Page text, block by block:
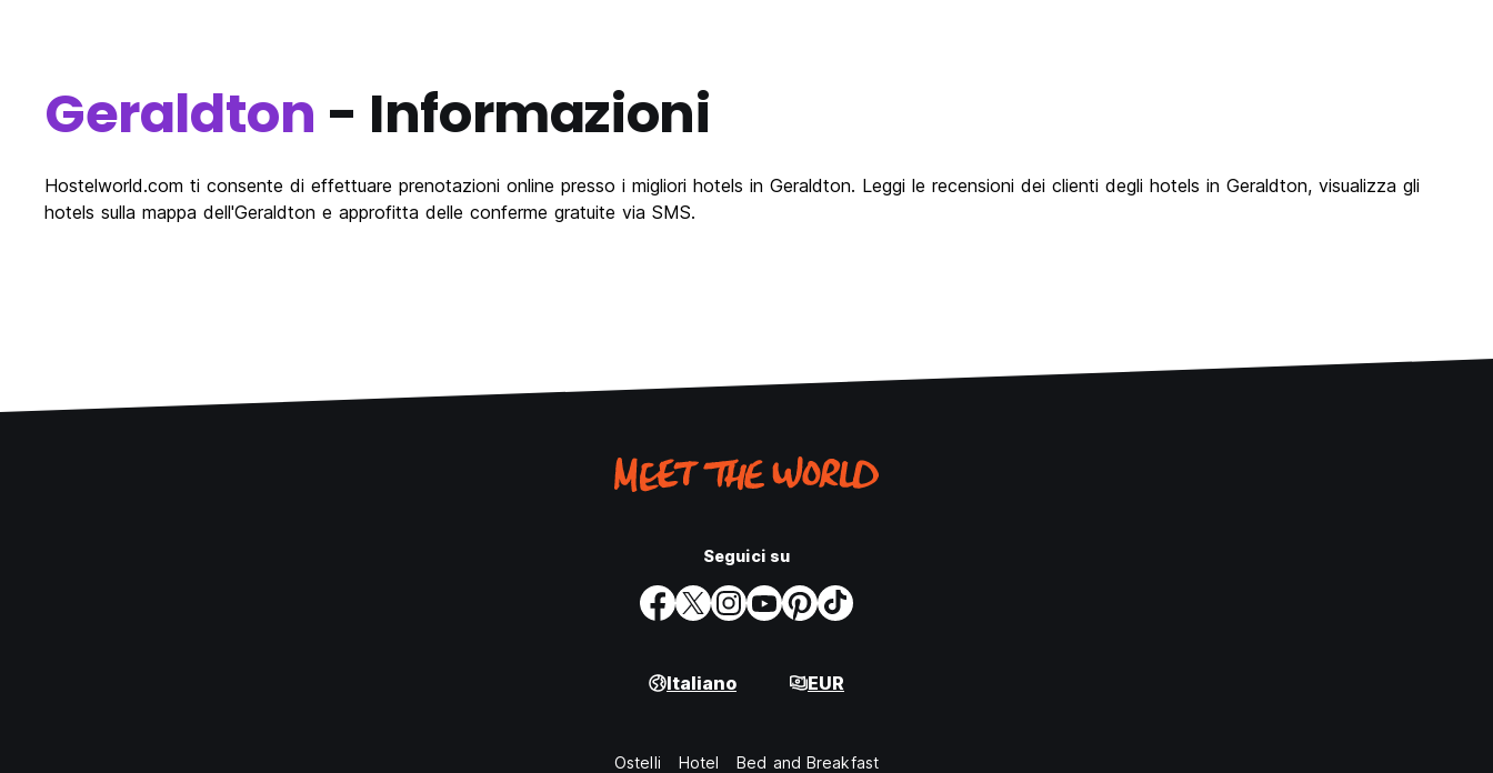
Geraldton - Informazioni
Hostelworld.com ti consente di effettuare prenotazioni online presso i migliori hotels in Geraldton. Leggi le recensioni dei clienti degli hotels in Geraldton, visualizza gli
hotels sulla mappa dell'Geraldton e approfitta delle conferme gratuite via SMS.
Seguici su
Italiano EUR
Ostelli Hotel Bed and Breakfast